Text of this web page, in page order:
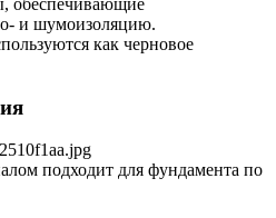
обеспечивающие
и шумоизоляцию.
как черновое
подходит для фундамента по